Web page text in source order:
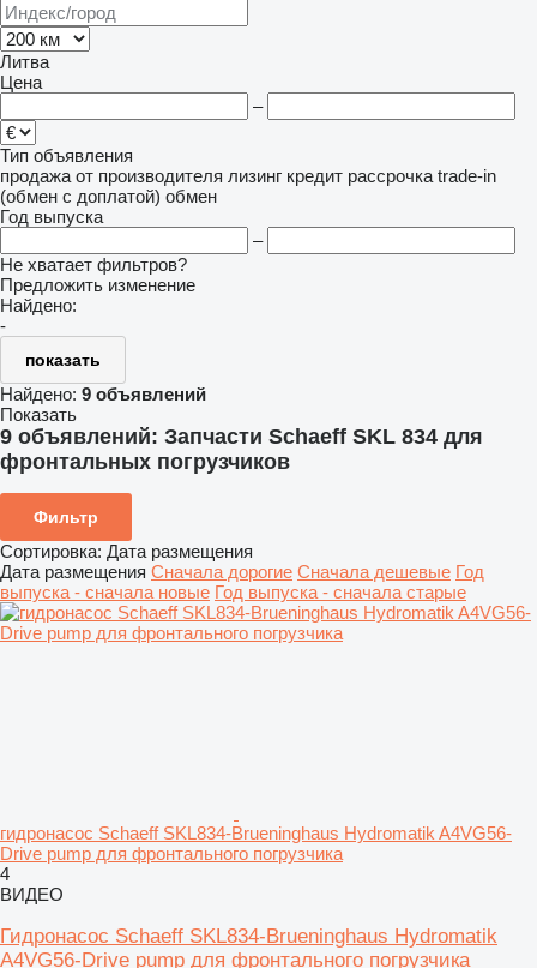
Литва
Цена
–
Тип объявления
продажа от производителя лизинг кредит рассрочка trade-in
(обмен с доплатой) обмен
Год выпуска
–
Не хватает фильтров?
Предложить изменение
Найдено:
-
показать
Найдено: 9 объявлений
Показать
9 объявлений: Запчасти Schaeff SKL 834 для
фронтальных погрузчиков
Фильтр
Сортировка: Дата размещения
Дата размещения Сначала дорогие Сначала дешевые Год
выпуска - сначала новые Год выпуска - сначала старые
гидронасос Schaeff SKL834-Brueninghaus Hydromatik A4VG56-
Drive pump для фронтального погрузчика
4
ВИДЕО
Гидронасос Schaeff SKL834-Brueninghaus Hydromatik
A4VG56-Drive pump для фронтального погрузчика